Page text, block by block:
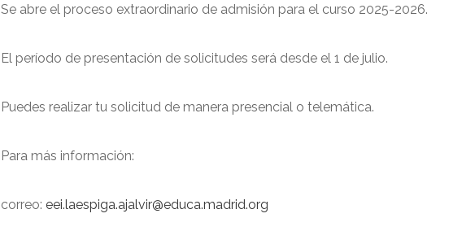
Se abre el proceso extraordinario de admisión para el curso 2025-2026.
El período de presentación de solicitudes será desde el 1 de julio.
Puedes realizar tu solicitud de manera presencial o telemática.
Para más información:
correo:eei.laespiga.ajalvir@educa.madrid.org